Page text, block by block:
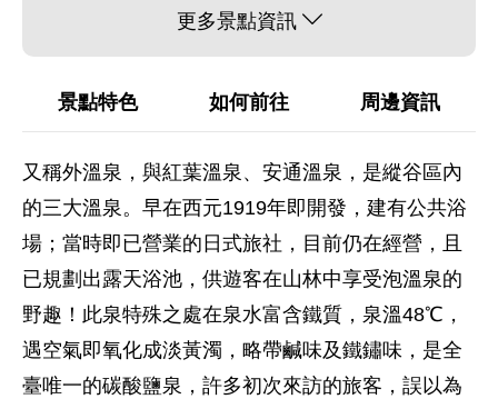
更多景點資訊
景點特色 如何前往 周邊資訊
又稱外溫泉，與紅葉溫泉、安通溫泉，是縱谷區內
的三大溫泉。早在西元1919年即開發，建有公共浴
場；當時即已營業的日式旅社，目前仍在經營，且
已規劃出露天浴池，供遊客在山林中享受泡溫泉的
野趣！此泉特殊之處在泉水富含鐵質，泉溫48℃，
遇空氣即氧化成淡黃濁，略帶鹹味及鐵鏽味，是全
臺唯一的碳酸鹽泉，許多初次來訪的旅客，誤以為